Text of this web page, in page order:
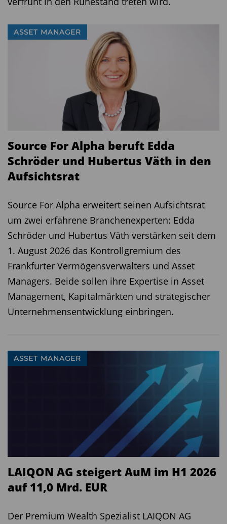
ASSET MANAGER
Source For Alpha beruft Edda
Schröder und Hubertus Väth in den
Aufsichtsrat
Source For Alpha erweitert seinen Aufsichtsrat
um zwei erfahrene Branchenexperten: Edda
Schröder und Hubertus Väth verstärken seit dem
1. August 2026 das Kontrollgremium des
Frankfurter Vermögensverwalters und Asset
Managers. Beide sollen ihre Expertise in Asset
Management, Kapitalmärkten und strategischer
Unternehmensentwicklung einbringen.
ASSET MANAGER
LAIQON AG steigert AuM im H1 2026
auf 11,0 Mrd. EUR
Der Premium Wealth Spezialist LAIQON AG